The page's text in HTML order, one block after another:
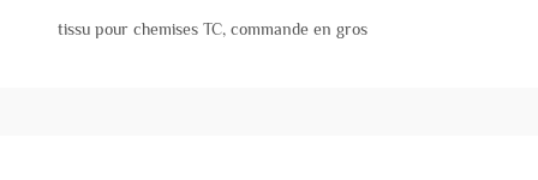
tissu pour chemises TC, commande en gros